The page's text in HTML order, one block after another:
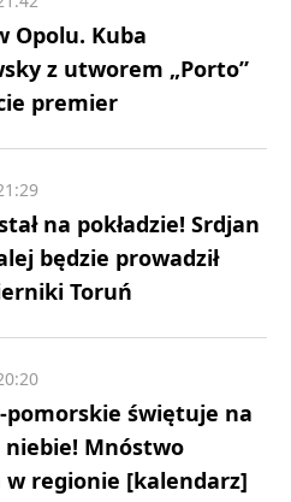
Opolu. Kuba
z utworem „Porto”
premier
na pokładzie! Srdjan
będzie prowadził
Toruń
pomorskie świętuje na
Mnóstwo
w regionie [kalendarz]